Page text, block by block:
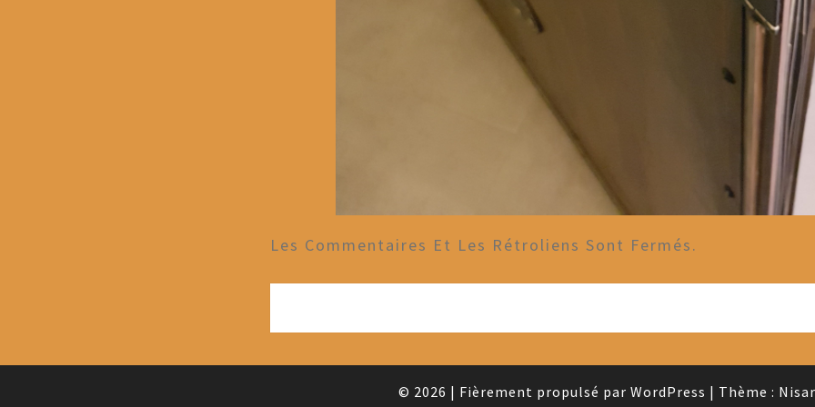
Les Commentaires Et Les Rétroliens Sont Fermés.
© 2026 | Fièrement propulsé par WordPress | Thème :